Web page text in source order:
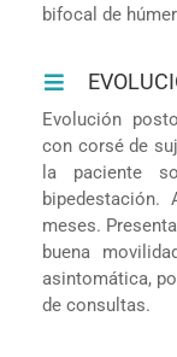
bifocal de
Evolución
con corsé de
la paciente
meses.
buena
asintomática,
de consultas.